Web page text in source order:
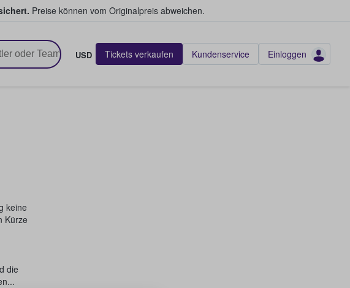
Preise können vom Originalpreis abweichen.
USD Tickets verkaufen Kundenservice Einloggen
keine
Kürze
die